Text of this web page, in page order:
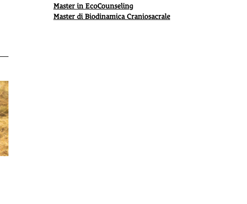
Master in EcoCounseling
Master di Biodinamica Craniosacrale